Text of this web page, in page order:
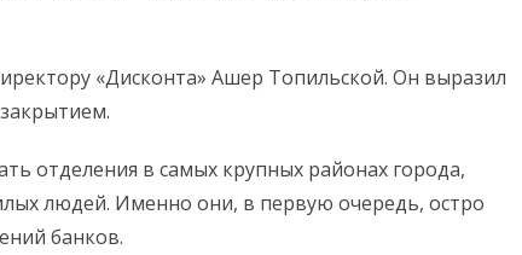
«Дисконта» Ашер Топильской. Он выразил
отделения в самых крупных районах города,
людей. Именно они, в первую очередь, остро
банков.